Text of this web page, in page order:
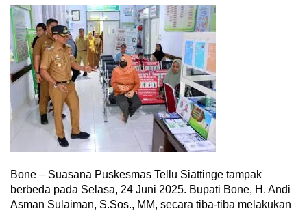
Bone – Suasana Puskesmas Tellu Siattinge tampak
berbeda pada Selasa, 24 Juni 2025. Bupati Bone, H. Andi
Asman Sulaiman, S.Sos., MM, secara tiba-tiba melakukan